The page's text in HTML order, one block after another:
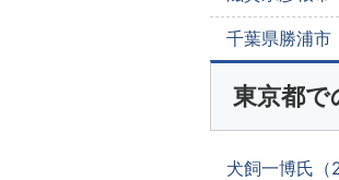
千葉県勝浦市
東京都で
犬飼一博氏（